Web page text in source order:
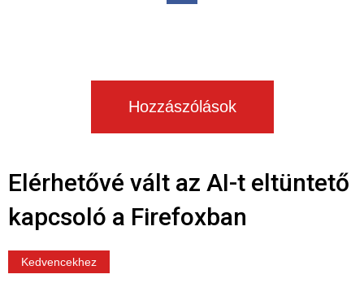
Hozzászólások
Elérhetővé vált az AI-t eltüntető
kapcsoló a Firefoxban
Kedvencekhez